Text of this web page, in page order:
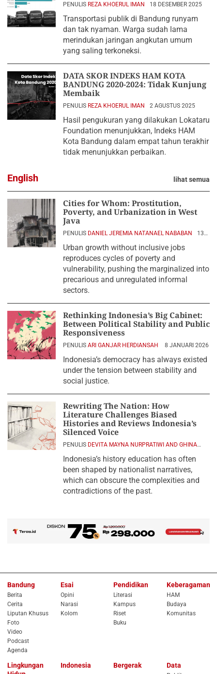
PENULIS REZA KHOERUL IMAN 18 DESEMBER 2025
Transportasi publik di Bandung runyam
dan tak nyaman. Warga sudah lama
merindukan jaringan angkutan umum
yang saling terkoneksi.
DATA SKOR INDEKS HAM KOTA
BANDUNG 2020-2024: Tidak Kunjung
Membaik
PENULIS REZA KHOERUL IMAN 2 AGUSTUS 2025
Hasil pengukuran yang dilakukan Lokataru
Foundation menunjukkan, Indeks HAM
Kota Bandung dalam empat tahun terakhir
tidak menunjukkan perbaikan.
English lihat semua
Cities for Whom: Prostitution,
Poverty, and Urbanization in West
Java
PENULIS DANIEL JEREMIA NATANAEL NABABAN
13
Urban growth without inclusive jobs
reproduces cycles of poverty and
vulnerability, pushing the marginalized into
precarious and unregulated informal
sectors.
Rethinking Indonesia’s Big Cabinet:
Between Political Stability and Public
Responsiveness
PENULIS ARI GANJAR HERDIANSAH 8 JANUARI 2026
Indonesia’s democracy has always existed
under the tension between stability and
social justice.
Rewriting The Nation: How
Literature Challenges Biased
Histories and Reviews Indonesia’s
Silenced Voice
PENULIS DEVITA MAYNA NURPRATIWI AND GHINA
Indonesia’s history education has often
been shaped by nationalist narratives,
which can obscure the complexities and
contradictions of the past.
Bandung
Berita
Cerita
Liputan Khusus
Foto
Video
Podcast
Agenda
Esai
Opini
Narasi
Kolom
Pendidikan
Literasi
Kampus
Riset
Buku
Keberagaman
HAM
Budaya
Komunitas
Lingkungan
Indonesia Bergerak Data